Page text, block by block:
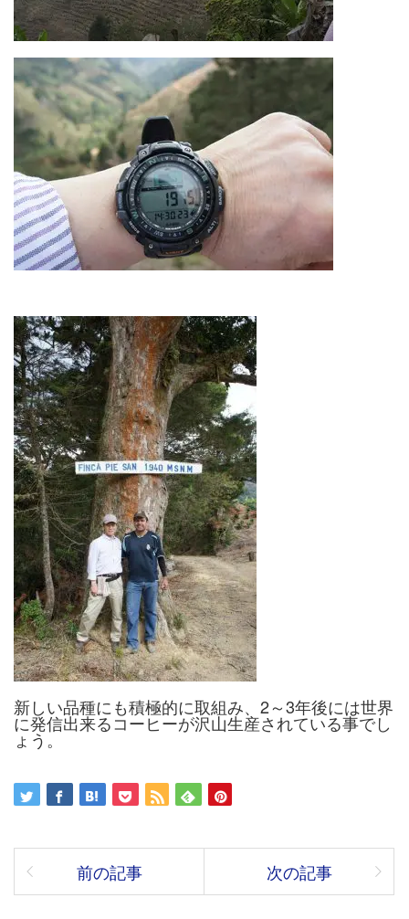
新しい品種にも積極的に取組み、2～3年後には世界
に発信出来るコーヒーが沢山生産されている事でし
ょう。
前の記事 次の記事